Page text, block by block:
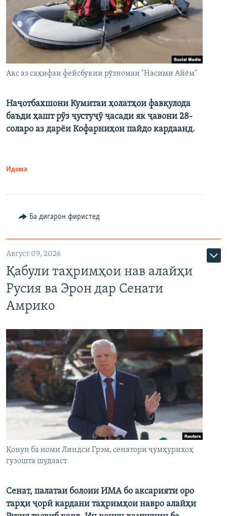
Акс аз саҳифаи фейсбукии рӯзномаи "Насими Айём"
Наҷотбахшони Кумитаи ҳолатҳои фавқулода
баъди ҳашт рӯз ҷустуҷӯ ҷасади як ҷавони 28-
соларо аз дарёи Кофарниҳон пайдо кардаанд.
Идома
Ба дигарон фиристед
Август 09, 2026
Қабули таҳримҳои нав алайҳи
Русия ва Эрон дар Сенати
Амрико
Қонун ба номи Линдси Грэм, сенатори ҷумҳурихоҳ
гузошта шудааст
Сенат, палатаи болоии ИМА бо аксарияти оро
тарҳи ҷорӣ кардани таҳримҳои навро алайҳи